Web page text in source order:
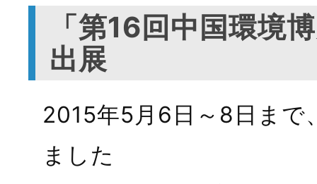
「第16回中国環
出展
2015年5月6日～8日まで
ました